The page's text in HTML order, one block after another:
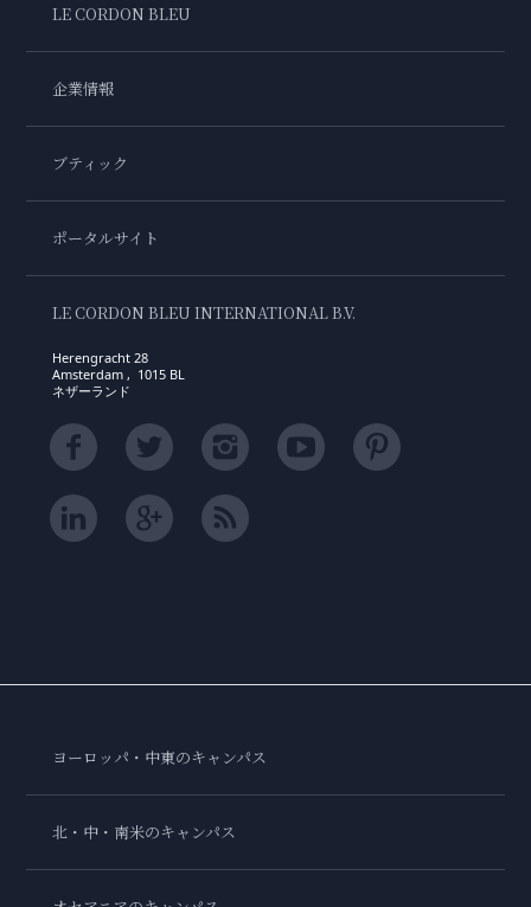
LE CORDON BLEU
企業情報
ブティック
ポータルサイト
LE CORDON BLEU INTERNATIONAL B.V.
Herengracht 28
Amsterdam , 1015 BL
ネザーランド
ヨーロッパ・中東のキャンパス
北・中・南米のキャンパス